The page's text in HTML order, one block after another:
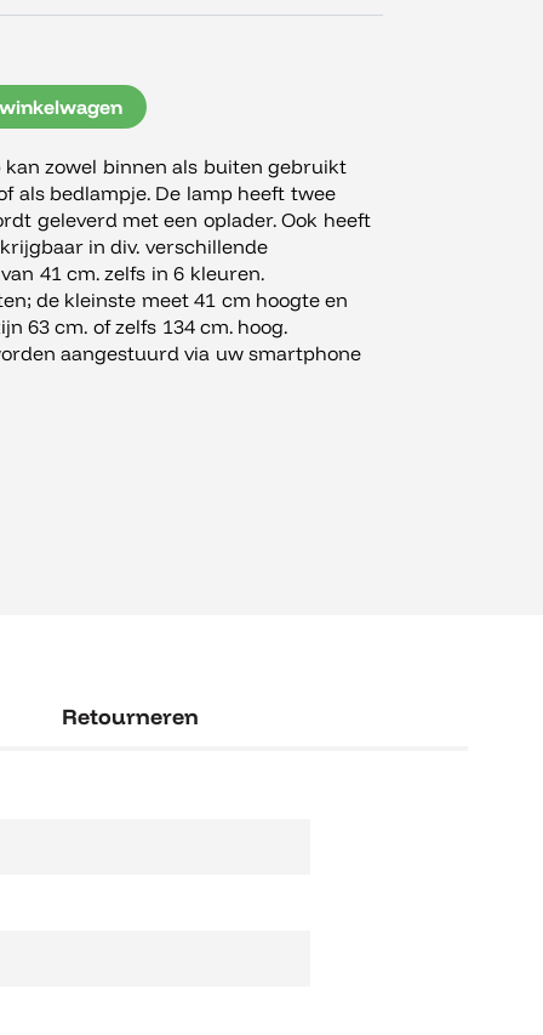
kan zowel binnen als buiten gebruikt
als bedlampje. De lamp heeft twee
geleverd met een oplader. Ook heeft
in div. verschillende
41 cm. zelfs in 6 kleuren.
de kleinste meet 41 cm hoogte en
63 cm. of zelfs 134 cm. hoog.
aangestuurd via uw smartphone
Retourneren